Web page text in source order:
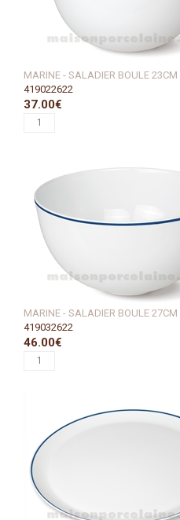
MARINE - SALADIER BOULE 23CM
419022622
37.00€
MARINE - SALADIER BOULE 27CM
419032622
46.00€